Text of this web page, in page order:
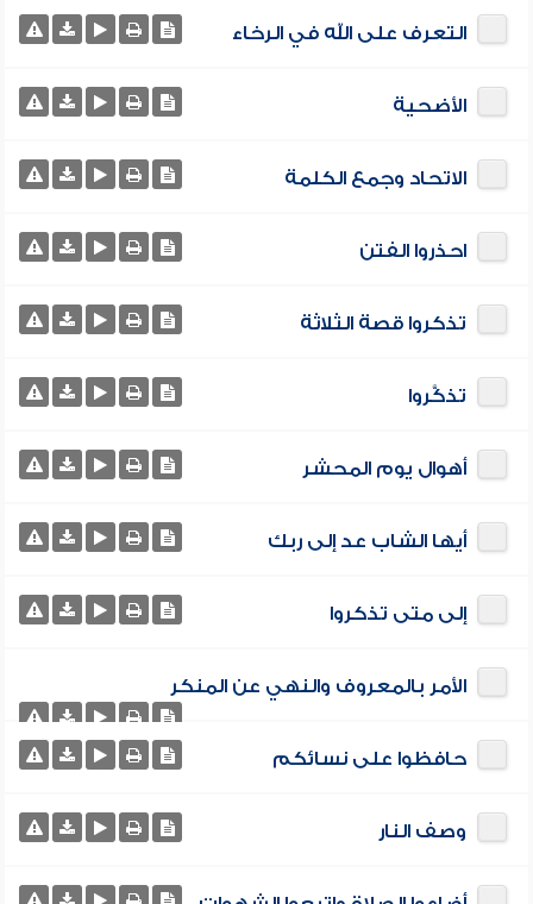
التعرف على الله في الرخاء
الأضحية
الاتحاد وجمع الكلمة
احذروا الفتن
تذكروا قصة الثلاثة
تذكَّروا
أهوال يوم المحشر
أيها الشاب عد إلى ربك
إلى متى تذكروا
الأمر بالمعروف والنهي عن المنكر
حافظوا على نسائكم
وصف النار